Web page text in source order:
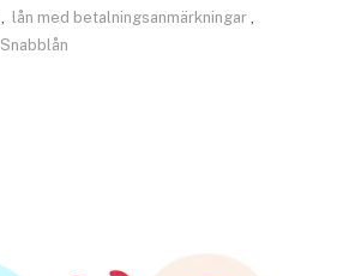
, lån med betalningsanmärkningar ,
Snabblån